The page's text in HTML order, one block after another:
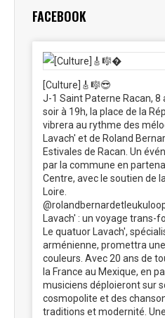
FACEBOOK
[Culture]🎸🎼😎
J-1 Saint Paterne Racan, 8
soir à 19h, la place de la
vibrera au rythme des
Lavach' et de Roland
Estivales de Racan. Un
par la commune en
Centre, avec le soutien de
Loire.
Lavach' : un voyage trans-
Le quatuor Lavach',
arménienne, promettra
couleurs. Avec 20 ans de
la France au Mexique, en
musiciens déploieront sur
cosmopolite et des
traditions et modernité.